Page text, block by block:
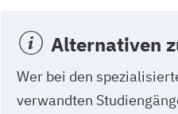
Alternativen
Wer bei den
verwandten